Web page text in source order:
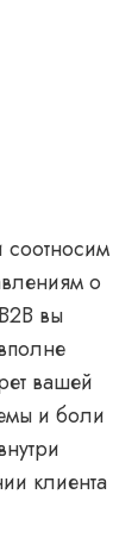
соотносим
о
вы
вашей
и боли
клиента